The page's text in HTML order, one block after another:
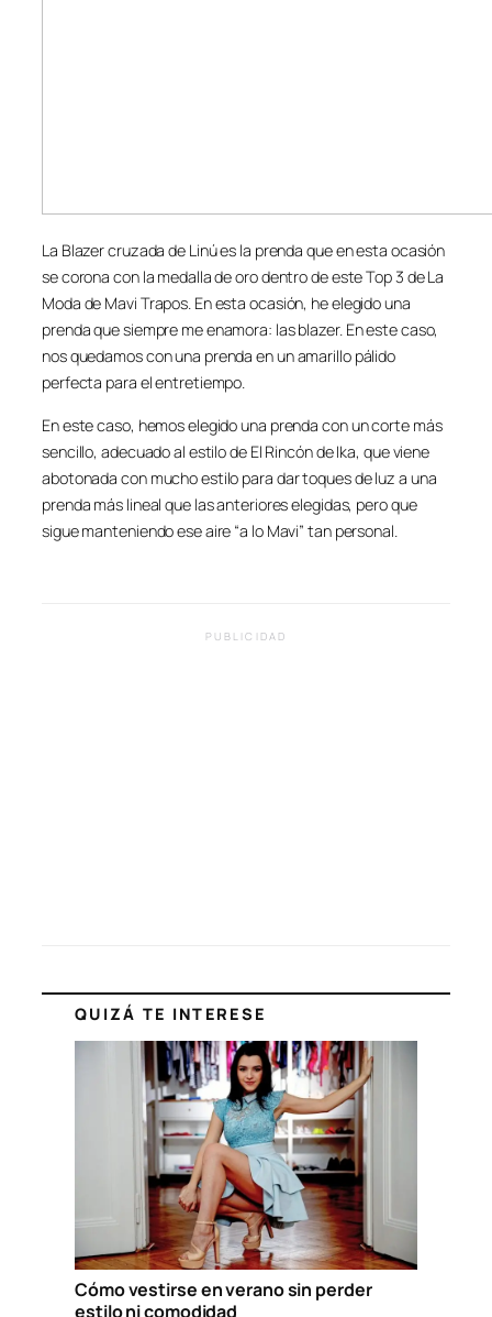
La Blazer cruzada de Linú es la prenda que en esta ocasión
se corona con la medalla de oro dentro de este Top 3 de La
Moda de Mavi Trapos. En esta ocasión, he elegido una
prenda que siempre me enamora: las blazer. En este caso,
nos quedamos con una prenda en un amarillo pálido
perfecta para el entretiempo.
En este caso, hemos elegido una prenda con un corte más
sencillo, adecuado al estilo de El Rincón de Ika, que viene
abotonada con mucho estilo para dar toques de luz a una
prenda más lineal que las anteriores elegidas, pero que
sigue manteniendo ese aire “a lo Mavi” tan personal.
PUBLICIDAD
QUIZÁ TE INTERESE
Cómo vestirse en verano sin perder
estilo ni comodidad